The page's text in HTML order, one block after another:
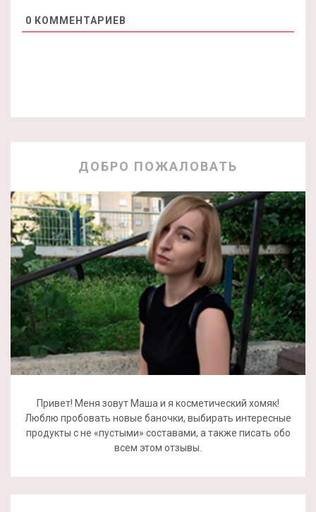
0 КОММЕНТАРИЕВ
ДОБРО ПОЖАЛОВАТЬ
Привет! Меня зовут Маша и я косметический хомяк!
Люблю пробовать новые баночки, выбирать интересные
продукты с не «пустыми» составами, а также писать обо
всем этом отзывы.